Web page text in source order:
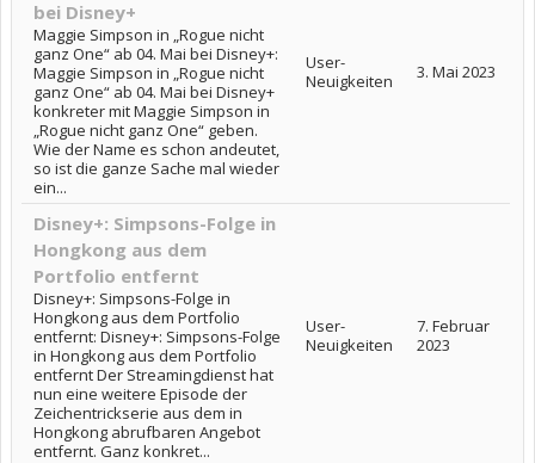
bei Disney+
Maggie Simpson in „Rogue nicht
ganz One“ ab 04. Mai bei Disney+:
Maggie Simpson in „Rogue nicht
ganz One“ ab 04. Mai bei Disney+
konkreter mit Maggie Simpson in
„Rogue nicht ganz One“ geben.
Wie der Name es schon andeutet,
so ist die ganze Sache mal wieder
ein...
User-
Neuigkeiten
3. Mai 2023
Disney+: Simpsons-Folge in
Hongkong aus dem
Portfolio entfernt
Disney+: Simpsons-Folge in
Hongkong aus dem Portfolio
entfernt: Disney+: Simpsons-Folge
in Hongkong aus dem Portfolio
entfernt Der Streamingdienst hat
nun eine weitere Episode der
Zeichentrickserie aus dem in
Hongkong abrufbaren Angebot
entfernt. Ganz konkret...
User-
Neuigkeiten
7. Februar
2023